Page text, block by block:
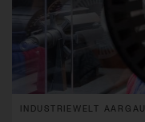
INDUSTRIEWELT AARGAU